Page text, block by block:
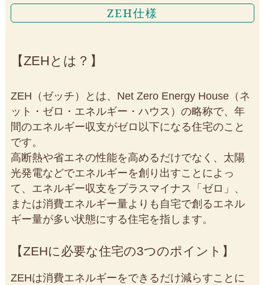
ZEH仕様
ZEHとは？
ZEH（ゼッチ）とは、Net Zero Energy House（ネ
ット・ゼロ・エネルギー・ハウス）の略称で、年
間のエネルギー収支がゼロ以下になる住宅のこと
です。
高断熱や省エネの性能を高めるだけでなく、太陽
光発電などでエネルギーを創り出すことによっ
て、エネルギー収支をプラスマイナス「ゼロ」、
または消費エネルギー量よりも自宅で創るエネル
ギー量が多い状態にする住宅を指します。
ZEHに必要な住宅の3つのポイント
ZEHは消費エネルギーをできるだけ減らすことに